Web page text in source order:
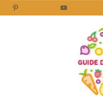
Aliments